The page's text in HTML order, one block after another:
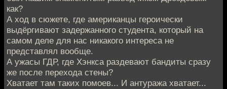
как?
А ход в сюжете, где американцы героически
выдёргивают задержанного студента, который на
самом деле для нас никакого интереса не
представлял вообще.
А ужасы ГДР, где Хэнкса раздевают бандиты сразу
же после перехода стены?
Хватает там таких помоев... И антуража хватает...